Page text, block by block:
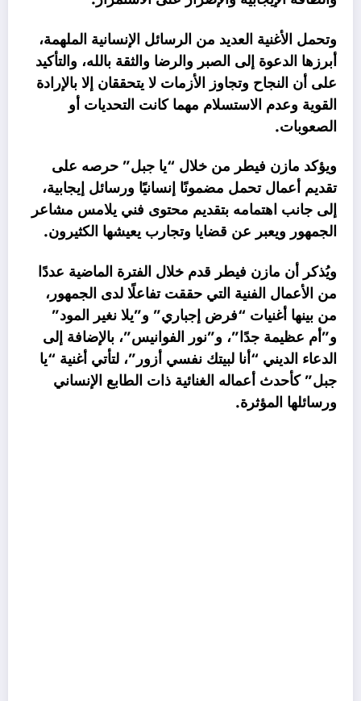
وتحمل الأغنية العديد من الرسائل الإنسانية الملهمة،
أبرزها الدعوة إلى الصبر والرضا والثقة بالله، والتأكيد
على أن النجاح وتجاوز الأزمات لا يتحققان إلا بالإرادة
القوية وعدم الاستسلام مهما كانت التحديات أو
الصعوبات.
ويؤكد مازن فيطر من خلال “يا جبل” حرصه على
تقديم أعمال تحمل مضمونًا إنسانيًا ورسائل إيجابية،
إلى جانب اهتمامه بتقديم محتوى فني يلامس مشاعر
الجمهور ويعبر عن قضايا وتجارب يعيشها الكثيرون.
ويُذكر أن مازن فيطر قدم خلال الفترة الماضية عددًا
من الأعمال الفنية التي حققت تفاعلًا لدى الجمهور،
من بينها أغنيات “فرض إجباري” و”يلا نغير المود”
و”أم عظيمة جدًا”، و”نور الفوانيس”، بالإضافة إلى
الدعاء الديني “أنا لبيتك نفسي أزور”، لتأتي أغنية “يا
جبل” كأحدث أعماله الغنائية ذات الطابع الإنساني
ورسائلها المؤثرة.